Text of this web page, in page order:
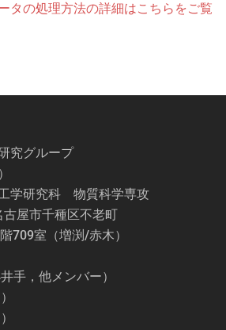
タの処理方法の詳細はこちらをご覧
究グループ
学研究科 物質科学専攻
屋市千種区不老町
709室（増渕/赤木）
手，他メンバー）